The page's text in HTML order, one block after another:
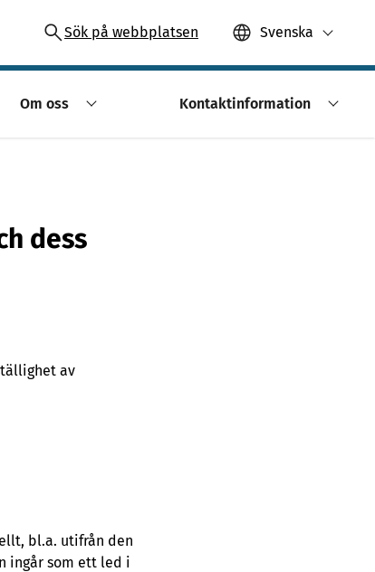
Sök på webbplatsen Svenska
Om oss Kontaktinformation
dess
av
bl.a. utifrån den
ingår som ett led i